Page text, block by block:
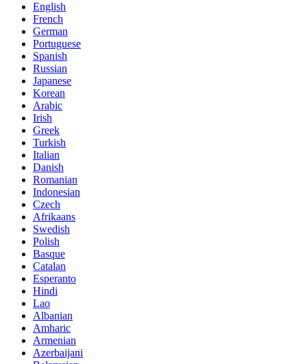
English
French
German
Portuguese
Spanish
Russian
Japanese
Korean
Arabic
Irish
Greek
Turkish
Italian
Danish
Romanian
Indonesian
Czech
Afrikaans
Swedish
Polish
Basque
Catalan
Esperanto
Hindi
Lao
Albanian
Amharic
Armenian
Azerbaijani